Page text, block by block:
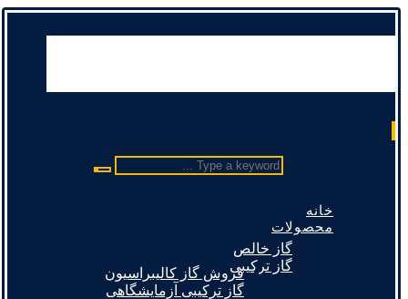
خانه
محصولات
گاز خالص
گاز ترکیبیفروش گاز کالیبراسیون
گاز ترکیبی آزمایشگاهی